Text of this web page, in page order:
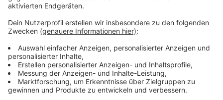
Unbeteiligte Dritte melden häufiger
Anzeige
Andererseits stieg die Zahl der Parkverstöße um rund